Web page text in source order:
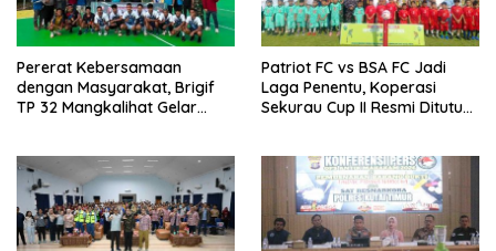
Pererat Kebersamaan
dengan Masyarakat, Brigif
TP 32 Mangkalihat Gelar
Patriot FC vs BSA FC Jadi
Laga Penentu, Koperasi
Sekurau Cup II Resmi Ditutup